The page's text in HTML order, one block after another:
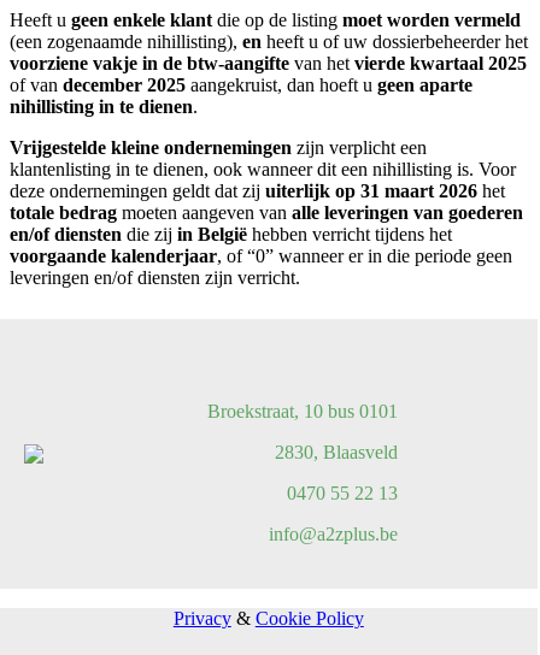
Heeft u geen enkele klant die op de listing moet worden vermeld
(een zogenaamde nihillisting), en heeft u of uw dossierbeheerder het
voorziene vakje in de btw‑aangifte van het vierde kwartaal 2025
of van december 2025 aangekruist, dan hoeft u geen aparte
nihillisting in te dienen.
Vrijgestelde kleine ondernemingen zijn verplicht een
klantenlisting in te dienen, ook wanneer dit een nihillisting is. Voor
deze ondernemingen geldt dat zij uiterlijk op 31 maart 2026 het
totale bedrag moeten aangeven van alle leveringen van goederen
en/of diensten die zij in België hebben verricht tijdens het
voorgaande kalenderjaar, of “0” wanneer er in die periode geen
leveringen en/of diensten zijn verricht.
Broekstraat, 10 bus 0101
2830, Blaasveld
0470 55 22 13
info@a2zplus.be
Privacy& Cookie Policy